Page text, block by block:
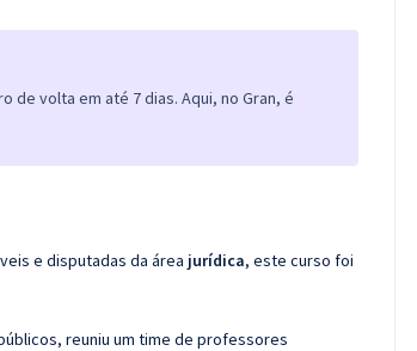
volta em até 7 dias. Aqui, no Gran, é
e disputadas da área jurídica, este curso foi
reuniu um time de professores